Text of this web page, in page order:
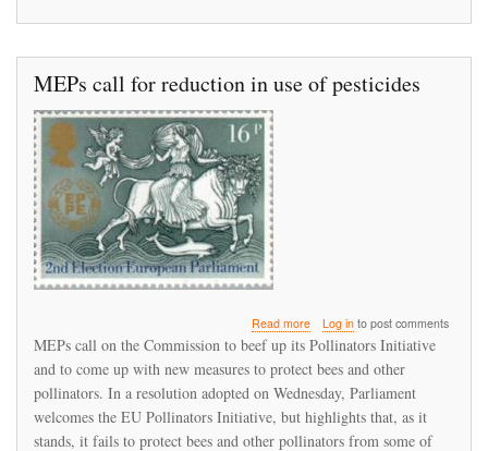
MEPs call for reduction in use of pesticides
Read moreabout
MEPs
for
reduction
in
use
Log into post comments
MEPs call on the Commission to beef up its Pollinators Initiative
and to come up with new measures to protect bees and other
pollinators. In a resolution adopted on Wednesday, Parliament
welcomes the EU Pollinators Initiative, but highlights that, as it
stands, it fails to protect bees and other pollinators from some of